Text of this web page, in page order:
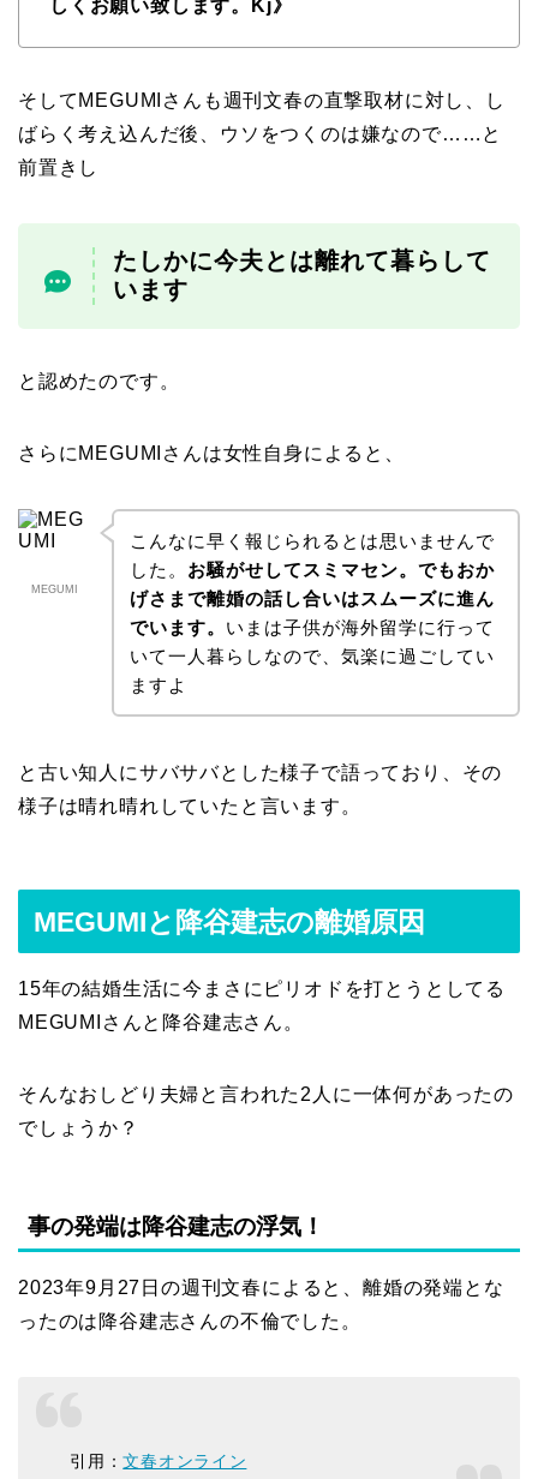
しくお願い致します。 Kj》
そしてMEGUMIさんも週刊文春の直撃取材に対し、し
ばらく考え込んだ後、ウソをつくのは嫌なので……と
前置きし
たしかに今夫とは離れて暮らして
います
と認めたのです。
さらにMEGUMIさんは女性自身によると、
MEGUMI
こんなに早く報じられるとは思いませんで
した。 お騒がせしてスミマセン。でもおか
げさまで離婚の話し合いはスムーズに進ん
でいます。 いまは子供が海外留学に行って
いて一人暮らしなので、気楽に過ごしてい
ますよ
と古い知人にサバサバとした様子で語っており、その
様子は晴れ晴れしていたと言います。
MEGUMIと降谷建志の離婚原因
15年の結婚生活に今まさにピリオドを打とうとしてる
MEGUMIさんと降谷建志さん。
そんなおしどり夫婦と言われた2人に一体何があったの
でしょうか？
事の発端は降谷建志の浮気！
2023年9月27日の週刊文春によると、離婚の発端とな
ったのは降谷建志さんの不倫でした。
引用：文春オンライン